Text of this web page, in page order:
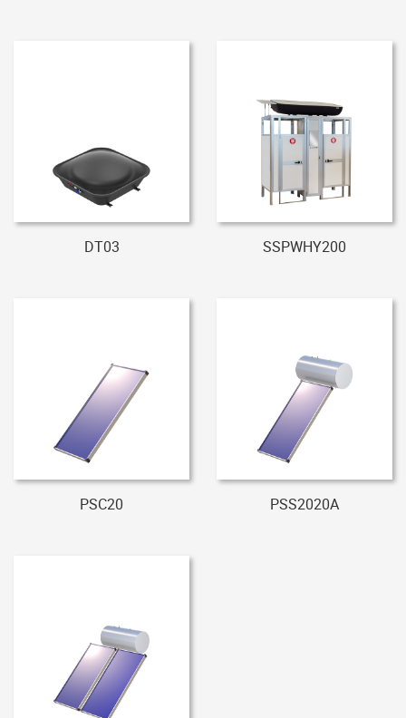
DT03 SSPWHY200
PSC20 PSS2020A